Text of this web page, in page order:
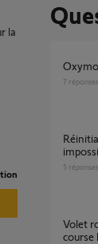
la
7 réponses
Réinitialisation moteur volet RS100
5 réponses
Volet roulant RTS - Réglage manuel fin de
course